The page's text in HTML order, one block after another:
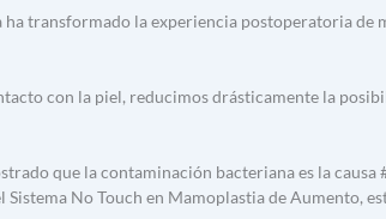
transformado la experiencia postoperatoria de
con la piel, reducimos drásticamente la
que la contaminación bacteriana es la causa
No Touch en Mamoplastia de Aumento,